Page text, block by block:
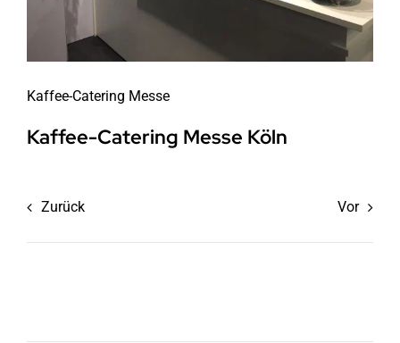
Kaffee-Catering Messe
Kaffee-Catering Messe Köln
Zurück Vor